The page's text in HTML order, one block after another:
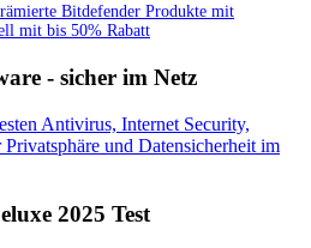
Bitdefender Produkte mit
mit bis 50% Rabatt
- sicher im Netz
Antivirus, Internet Security,
und Datensicherheit im
2025 Test